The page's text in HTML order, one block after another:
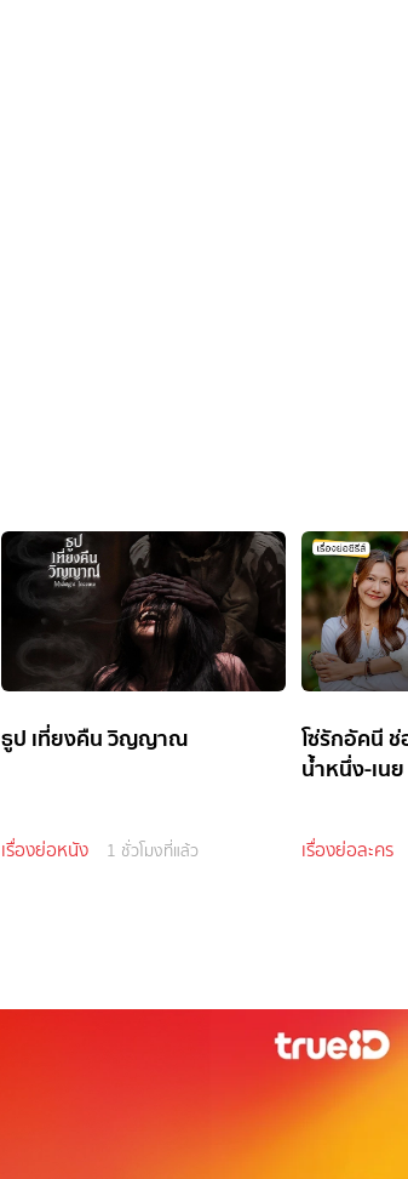
ธูป เที่ยงคืน วิญญาณ
เรื่องย่อหนัง 1 ชั่วโมงที่แล้ว
โซ่รักอัคนี
น้ำหนึ่ง-เน
เรื่องย่อละคร